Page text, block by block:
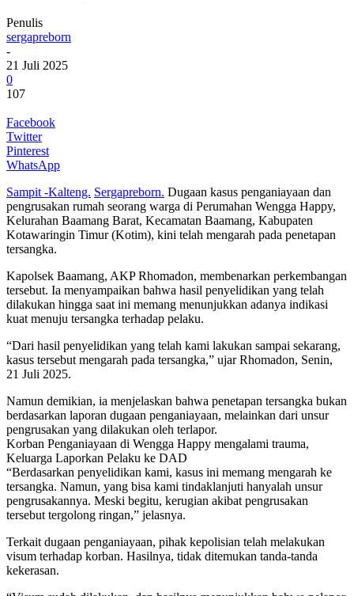
Penulis
sergapreborn
-
21 Juli 2025
0
107
Facebook
Twitter
Pinterest
WhatsApp
Sampit -Kalteng. Sergapreborn. Dugaan kasus penganiayaan dan
pengrusakan rumah seorang warga di Perumahan Wengga Happy,
Kelurahan Baamang Barat, Kecamatan Baamang, Kabupaten
Kotawaringin Timur (Kotim), kini telah mengarah pada penetapan
tersangka.
Kapolsek Baamang, AKP Rhomadon, membenarkan perkembangan
tersebut. Ia menyampaikan bahwa hasil penyelidikan yang telah
dilakukan hingga saat ini memang menunjukkan adanya indikasi
kuat menuju tersangka terhadap pelaku.
“Dari hasil penyelidikan yang telah kami lakukan sampai sekarang,
kasus tersebut mengarah pada tersangka,” ujar Rhomadon, Senin,
21 Juli 2025.
Namun demikian, ia menjelaskan bahwa penetapan tersangka bukan
berdasarkan laporan dugaan penganiayaan, melainkan dari unsur
pengrusakan yang dilakukan oleh terlapor.
Korban Penganiayaan di Wengga Happy mengalami trauma,
Keluarga Laporkan Pelaku ke DAD
“Berdasarkan penyelidikan kami, kasus ini memang mengarah ke
tersangka. Namun, yang bisa kami tindaklanjuti hanyalah unsur
pengrusakannya. Meski begitu, kerugian akibat pengrusakan
tersebut tergolong ringan,” jelasnya.
Terkait dugaan penganiayaan, pihak kepolisian telah melakukan
visum terhadap korban. Hasilnya, tidak ditemukan tanda-tanda
kekerasan.